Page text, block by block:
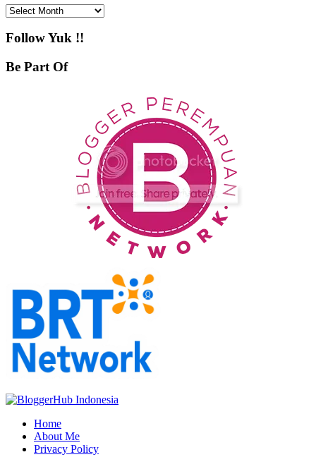
Archives
Follow Yuk !!
Be Part Of
Home
About Me
Privacy Policy